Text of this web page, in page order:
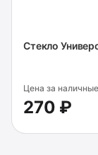
Стекло
Цена за наличные
270 ₽